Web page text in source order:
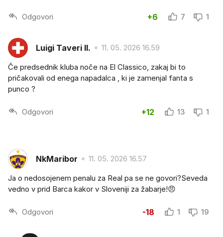
Odgovori +6 7 1
Luigi Taveri II. 11. 05. 2026 16.59
Če predsednik kluba noče na El Classico, zakaj bi to
pričakovali od enega napadalca , ki je zamenjal fanta s
punco ?
Odgovori +12 13 1
NkMaribor 11. 05. 2026 16.57
Ja o nedosojenem penalu za Real pa se ne govori?Seveda
vedno v prid Barca kakor v Sloveniji za žabarje!😠
Odgovori -18 1 19